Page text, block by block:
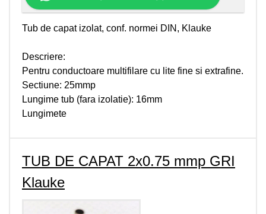
Tub de capat izolat, conf. normei DIN, Klauke
Descriere:
Pentru conductoare multifilare cu lite fine si extrafine.
Sectiune: 25mmp
Lungime tub (fara izolatie): 16mm
Lungimete
TUB DE CAPAT 2x0.75 mmp GRI
Klauke